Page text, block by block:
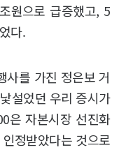
원으로 급증했고, 5
다.
사를 가진 정은보 거
설었던 우리 증시가
은 자본시장 선진화
정받았다는 것으로